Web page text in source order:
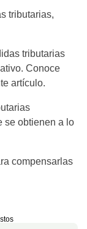
tributarias,
tributarias
Conoce
artículo.
se obtienen a lo
compensarlas